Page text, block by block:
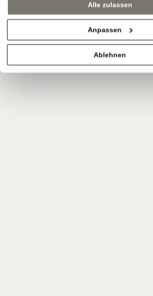
Alle zulassen
Anpassen
Ablehnen